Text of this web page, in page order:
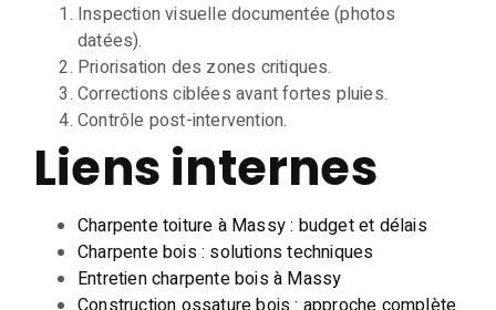
Inspection visuelle documentée (photos
datées).
Priorisation des zones critiques.
Corrections ciblées avant fortes pluies.
Contrôle post-intervention.
Liens internes
Charpente toiture à Massy : budget et délais
Charpente bois : solutions techniques
Entretien charpente bois à Massy